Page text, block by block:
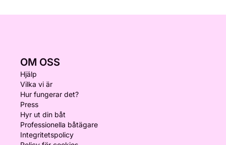
OM OSS
Hjälp
Vilka vi är
Hur fungerar det?
Press
Hyr ut din båt
Professionella båtägare
Integritetspolicy